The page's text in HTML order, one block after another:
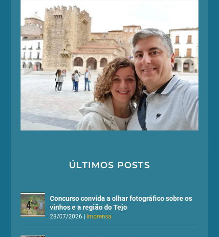
ÚLTIMOS POSTS
Concurso convida a olhar fotográfico sobre os
vinhos e a região do Tejo
23/07/2026 Imprensa